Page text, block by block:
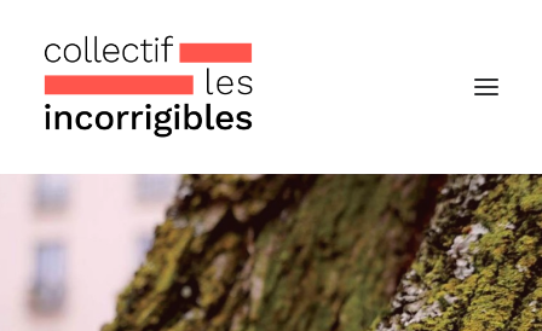
Accueil
Le collectif
Nos actualités